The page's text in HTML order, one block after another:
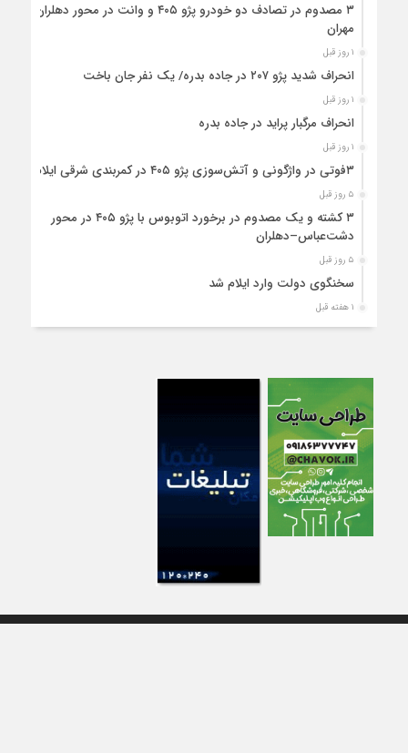
۳ مصدوم در تصادف دو خودرو پژو ۴۰۵ و وانت در محور دهلران-
مهران
۱ روز قبل
انحراف شدید پژو ۲۰۷ در جاده بدره/ یک نفر جان باخت
۱ روز قبل
انحراف مرگبار پراید در جاده بدره
۱ روز قبل
۳فوتی در واژگونی و آتش‌سوزی پژو ۴۰۵ در کمربندی شرقی ایلام
۵ روز قبل
۳ کشته و یک مصدوم در برخورد اتوبوس با پژو ۴۰۵ در محور
دشت‌عباس–دهلران
۵ روز قبل
سخنگوی دولت وارد ایلام شد
۱ هفته قبل
استقرار ۷۱۴ دستگاه اتوبوس در پایانه برکت مهران برای بازگشت
واژگونی مرگبار پژوپارس در محور دهلران/ ۴ زائر اربعین جان باختند
۱ هفته قبل
۴کشته و یک مصدوم در حادثه مرگبار واژگونی خودرو پژو پارس در
دهلران
۱ هفته قبل
انتقال هوایی زائر اربعین از ایلام به تهران
۱ هفته قبل
۱ هفته قبل